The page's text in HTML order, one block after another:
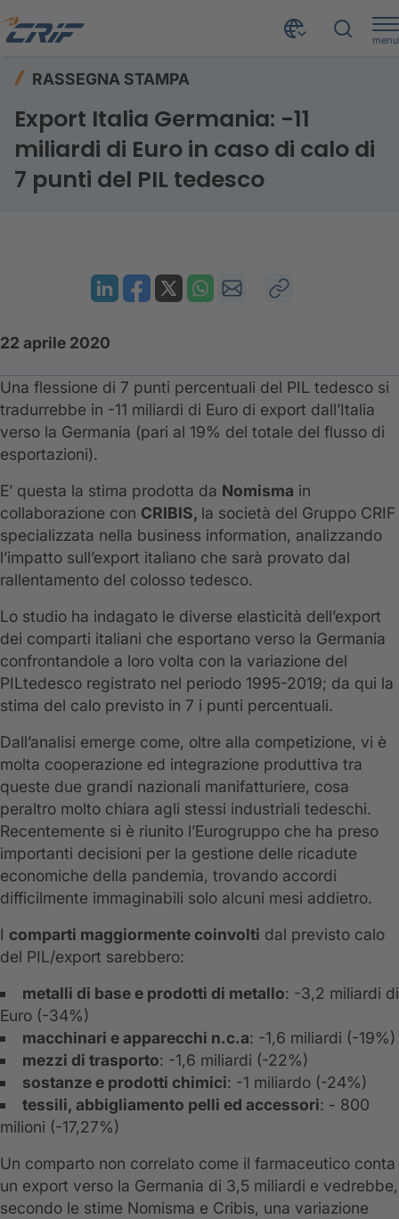
menu
RASSEGNA STAMPA
Export Italia Germania: -11
miliardi di Euro in caso di calo di
7 punti del PIL tedesco
22 aprile 2020
Una flessione di 7 punti percentuali del PIL tedesco si
tradurrebbe in -11 miliardi di Euro di export dall’Italia
verso la Germania (pari al 19% del totale del flusso di
esportazioni).
E’ questa la stima prodotta da Nomisma in
collaborazione con CRIBIS, la società del Gruppo CRIF
specializzata nella business information, analizzando
l’impatto sull’export italiano che sarà provato dal
rallentamento del colosso tedesco.
Lo studio ha indagato le diverse elasticità dell’export
dei comparti italiani che esportano verso la Germania
confrontandole a loro volta con la variazione del
PILtedesco registrato nel periodo 1995-2019; da qui la
stima del calo previsto in 7 i punti percentuali.
Dall’analisi emerge come, oltre alla competizione, vi è
molta cooperazione ed integrazione produttiva tra
queste due grandi nazionali manifatturiere, cosa
peraltro molto chiara agli stessi industriali tedeschi.
Recentemente si è riunito l’Eurogruppo che ha preso
importanti decisioni per la gestione delle ricadute
economiche della pandemia, trovando accordi
difficilmente immaginabili solo alcuni mesi addietro.
I comparti maggiormente coinvolti dal previsto calo
del PIL/export sarebbero:
metalli di base e prodotti di metallo: -3,2 miliardi di
Euro (-34%)
macchinari e apparecchi n.c.a: -1,6 miliardi (-19%)
mezzi di trasporto: -1,6 miliardi (-22%)
sostanze e prodotti chimici: -1 miliardo (-24%)
tessili, abbigliamento pelli ed accessori: - 800
milioni (-17,27%)
Un comparto non correlato come il farmaceutico conta
un export verso la Germania di 3,5 miliardi e vedrebbe,
secondo le stime Nomisma e Cribis, una variazione